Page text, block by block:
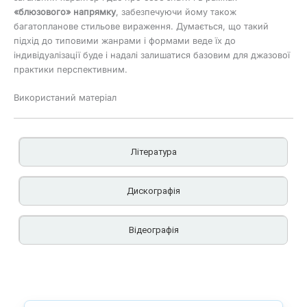
«блюзового» напрямку, забезпечуючи йому також
багатопланове стильове вираження. Думається, що такий
підхід до типовими жанрами і формами веде їх до
індивідуалізації буде і надалі залишатися базовим для джазової
практики перспективним.
Використаний матеріал
Література
Дискографія
Відеографія